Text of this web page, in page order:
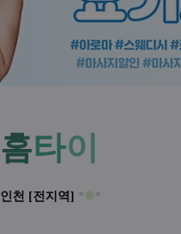
홈타이
인천 [전지역] *❊*